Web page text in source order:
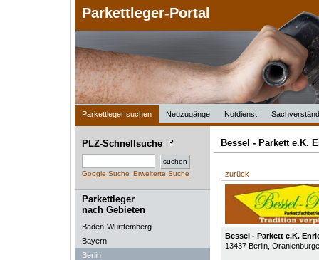
Parkettleger-Portal
Parkettleger suchen Neuzugänge Notdienst
PLZ-Schnellsuche
Google Suche Erweiterte Suche
Parkettleger
nach Gebieten
Baden-Württemberg
Bayern
Berlin
Bessel - Parkett e.K.
zurück
Bessel - Parkett e.K.
13437 Berlin,